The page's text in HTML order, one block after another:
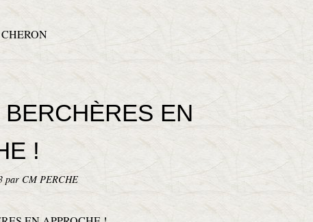
EN
!
par CM PERCHE